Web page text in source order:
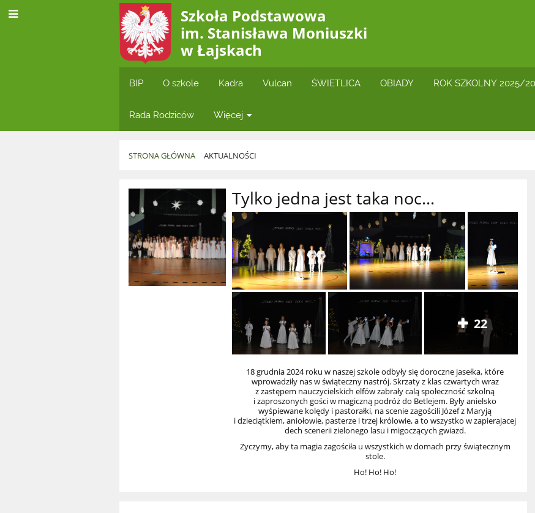
Szkoła Podstawowa
im. Stanisława Moniuszki
w Łajskach
BIP O szkole Kadra Vulcan ŚWIETLICA OBIADY ROK SZKOLNY 2025/
Rada Rodziców Więcej
STRONA GŁÓWNA AKTUALNOŚCI
Aktualności Tylko jedna jest taka noc...
22
18 grudnia 2024 roku w naszej szkole odbyły się doroczne jasełka, które
wprowadziły nas w świąteczny nastrój. Skrzaty z klas czwartych wraz
z zastępem nauczycielskich elfów zabrały calą społeczność szkolną
i zaproszonych gości w magiczną podróż do Betlejem. Były anielsko
wyśpiewane kolędy i pastorałki, na scenie zagościli Józef z Maryją
i dzieciątkiem, aniołowie, pasterze i trzej królowie, a to wszystko w zapierajacej
dech scenerii zielonego lasu i migoczących gwiazd.
Życzymy, aby ta magia zagościła u wszystkich w domach przy świątecznym
stole.
Ho! Ho! Ho!